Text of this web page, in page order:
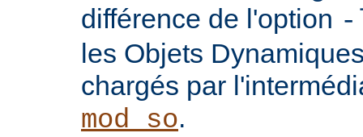
différence de l'option
les Objets
chargés par
mod_so.